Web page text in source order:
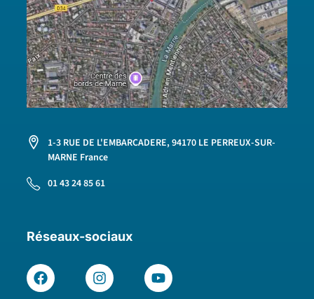
1-3 RUE DE L'EMBARCADERE, 94170 LE PERREUX-SUR-
MARNE France
01 43 24 85 61
Réseaux-sociaux